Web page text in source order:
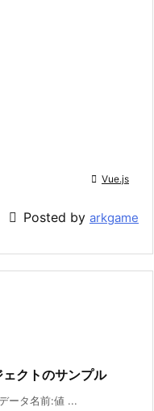
 Vue.js
 Posted by arkgame
クトのサンプル
ータ名前:値 ...